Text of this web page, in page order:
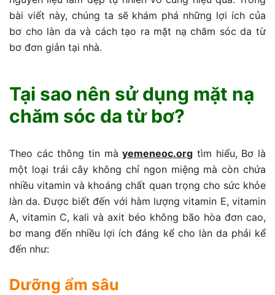
bài viết này, chúng ta sẽ khám phá những lợi ích của
bơ cho làn da và cách tạo ra mặt nạ chăm sóc da từ
bơ đơn giản tại nhà.
Tại sao nên sử dụng mặt nạ
chăm sóc da từ bơ?
Theo các thông tin màyemeneoc.org tìm hiểu, Bơ là
một loại trái cây không chỉ ngon miệng mà còn chứa
nhiều vitamin và khoáng chất quan trọng cho sức khỏe
làn da. Được biết đến với hàm lượng vitamin E, vitamin
A, vitamin C, kali và axit béo không bão hòa đơn cao,
bơ mang đến nhiều lợi ích đáng kể cho làn da phải kể
đến như:
Dưỡng ẩm sâu